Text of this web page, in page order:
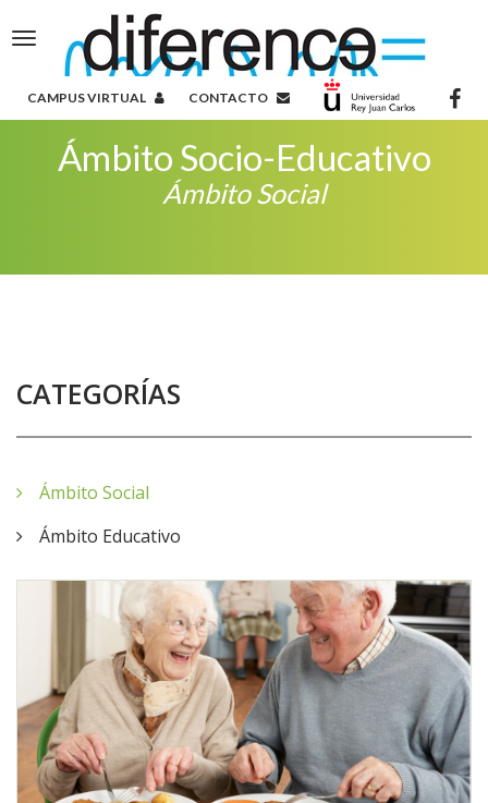
Toggle
navigation
CAMPUS VIRTUAL CONTACTO
Ámbito Socio-Educativo
Ámbito Social
CATEGORÍAS
Ámbito Social
Ámbito Educativo